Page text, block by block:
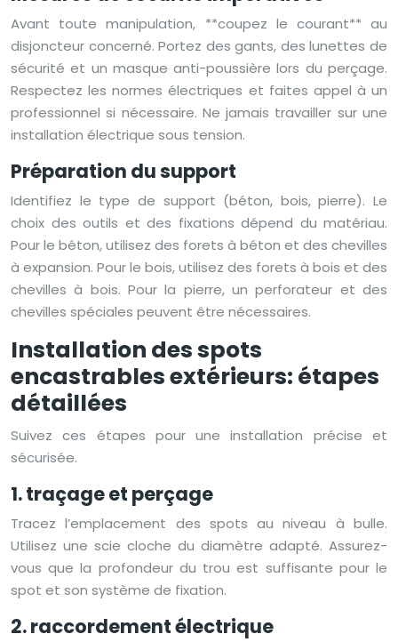
Avant toute manipulation, **coupez le courant** au
disjoncteur concerné. Portez des gants, des lunettes de
sécurité et un masque anti-poussière lors du perçage.
Respectez les normes électriques et faites appel à un
professionnel si nécessaire. Ne jamais travailler sur une
installation électrique sous tension.
Préparation du support
Identifiez le type de support (béton, bois, pierre). Le
choix des outils et des fixations dépend du matériau.
Pour le béton, utilisez des forets à béton et des chevilles
à expansion. Pour le bois, utilisez des forets à bois et des
chevilles à bois. Pour la pierre, un perforateur et des
chevilles spéciales peuvent être nécessaires.
Installation des spots
encastrables extérieurs: étapes
détaillées
Suivez ces étapes pour une installation précise et
sécurisée.
1. traçage et perçage
Tracez l’emplacement des spots au niveau à bulle.
Utilisez une scie cloche du diamètre adapté. Assurez-
vous que la profondeur du trou est suffisante pour le
spot et son système de fixation.
2. raccordement électrique